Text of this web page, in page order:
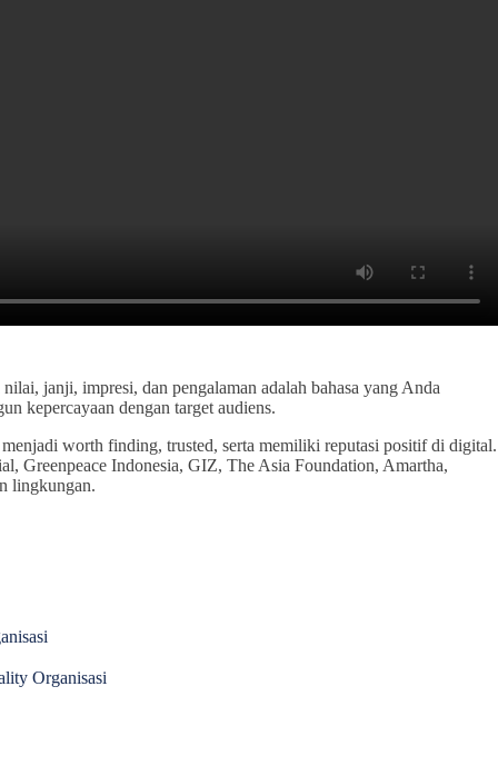
janji, impresi, dan pengalaman adalah bahasa yang Anda
kepercayaan dengan target audiens.
worth finding, trusted, serta memiliki reputasi positif di digital.
Greenpeace Indonesia, GIZ, The Asia Foundation, Amartha,
lingkungan.
Organisasi